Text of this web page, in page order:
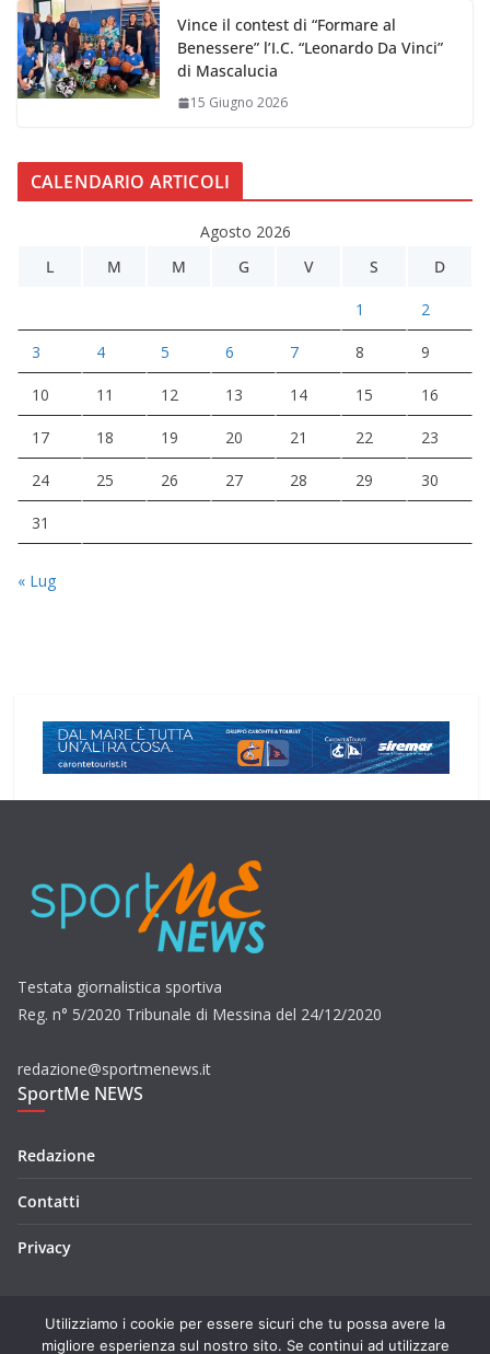
Vince il contest di “Formare al
Benessere” l’I.C. “Leonardo Da Vinci”
di Mascalucia
15 Giugno 2026
CALENDARIO ARTICOLI
Agosto 2026
L
M M G V S D
1 2
3 4 5 6 7 8 9
10 11 12 13 14 15 16
17 18 19 20 21 22 23
24 25 26 27 28 29 30
31
« Lug
Testata giornalistica sportiva
Reg. n° 5/2020 Tribunale di Messina del 24/12/2020
redazione@sportmenews.it
SportMe NEWS
Redazione
Contatti
Privacy
Utilizziamo i cookie per essere sicuri che tu possa avere la
migliore esperienza sul nostro sito. Se continui ad utilizzare